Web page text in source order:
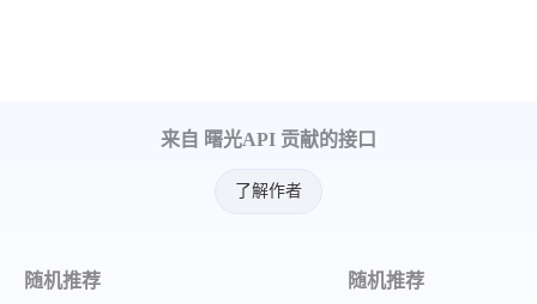
来自 曙光API 贡献的接口
了解作者
随机推荐 随机推荐